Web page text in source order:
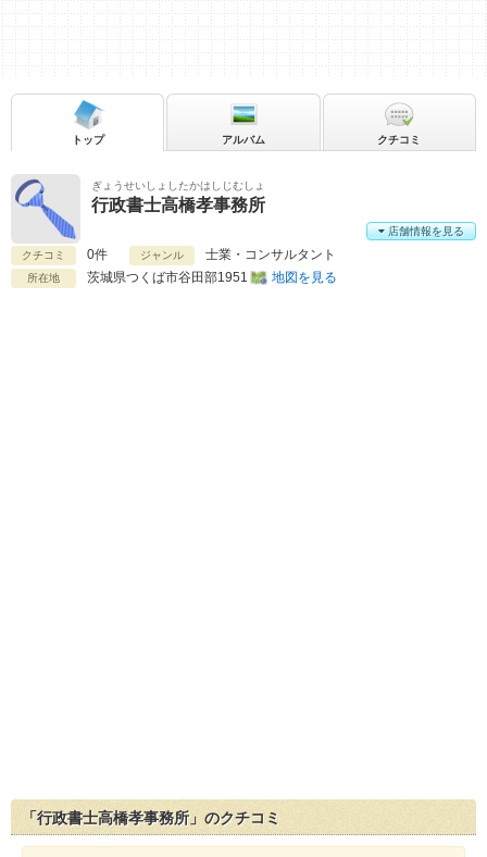
ぎょうせいしょしたかはしじむしょ
行政書士高橋孝事務所
クチコミ 0件 ジャンル 士業・コンサルタント
所在地 茨城県つくば市谷田部1951 地図を見る
店舗情報を見る
トップ アルバム クチコミ
「行政書士高橋孝事務所」のクチコミ